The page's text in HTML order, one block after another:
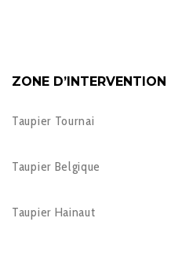
ZONE D’INTERVENTION
Taupier Tournai
Taupier Belgique
Taupier Hainaut